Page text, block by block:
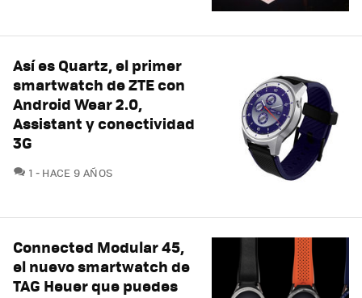
Así es Quartz, el primer
smartwatch de ZTE con
Android Wear 2.0,
Assistant y conectividad
3G
1 COMENTARIOS
HACE 9 AÑOS
Connected Modular 45,
el nuevo smartwatch de
TAG Heuer que puedes